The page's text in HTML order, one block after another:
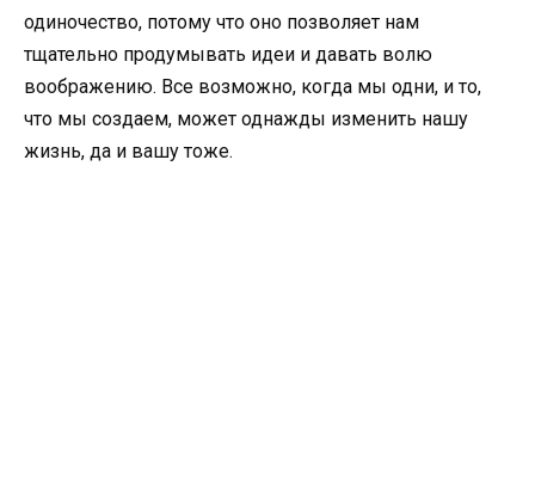
одиночество, потому что оно позволяет нам
тщательно продумывать идеи и давать волю
воображению. Все возможно, когда мы одни, и то,
что мы создаем, может однажды изменить нашу
жизнь, да и вашу тоже.